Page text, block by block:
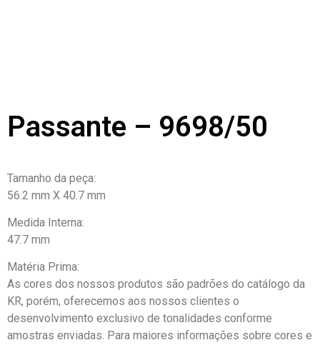
Passante – 9698/50
Tamanho da peça:
56.2 mm X 40.7 mm
Medida Interna:
47.7 mm
Matéria Prima:
As cores dos nossos produtos são padrões do catálogo da
KR, porém, oferecemos aos nossos clientes o
desenvolvimento exclusivo de tonalidades conforme
amostras enviadas. Para maiores informações sobre cores e